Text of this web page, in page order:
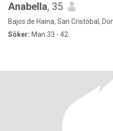
Anabella, 35
Bajos de Haina, San Cristóbal,
Söker: Man 33 - 42